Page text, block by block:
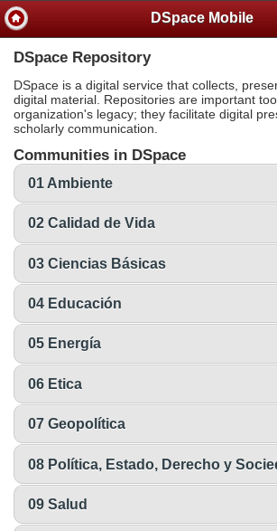
DSpace Mobile
DSpace Repository
DSpace is a digital service that collects,
digital material. Repositories are important
organization's legacy; they facilitate digital
scholarly communication.
Communities in DSpace
01 Ambiente
02 Calidad de Vida
03 Ciencias Básicas
04 Educación
05 Energía
06 Etica
07 Geopolítica
08 Política, Estado, Derecho y
09 Salud